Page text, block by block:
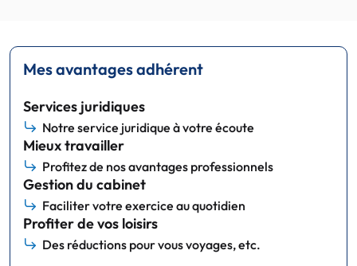
Mes avantages adhérent
Services juridiques
Notre service juridique à votre écoute
Mieux travailler
Profitez de nos avantages professionnels
Gestion du cabinet
Faciliter votre exercice au quotidien
Profiter de vos loisirs
Des réductions pour vous voyages, etc.